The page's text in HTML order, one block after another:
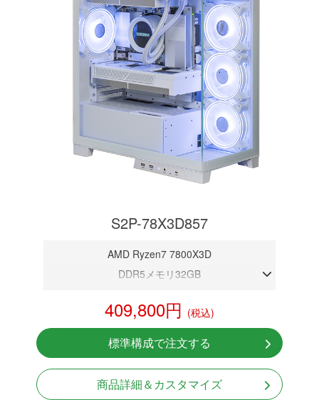
S2P-78X3D857
AMD Ryzen7 7800X3D
DDR5メモリ32GB
NVMeSSD 1TB
無線LAN Bluetooth対応
Windows11 Home 64bit
409,800円 (税込)
標準構成で注文する
商品詳細＆カスタマイズ